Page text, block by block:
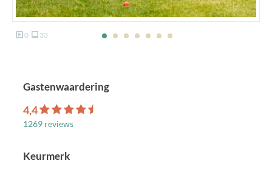
0 33
Gastenwaardering
4,4
1269 reviews
Keurmerk